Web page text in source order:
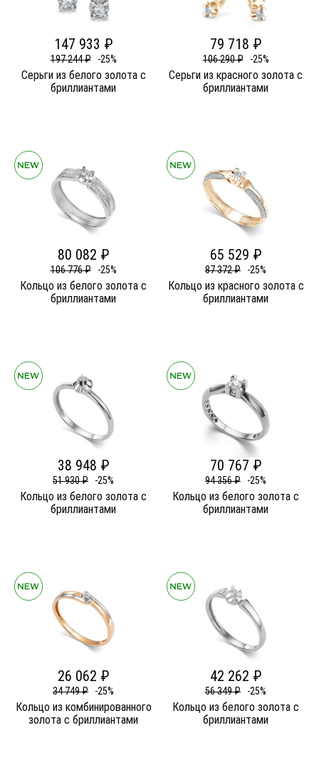
147 933 ₽
197 244 ₽ -25%
Серьги из белого золота c
бриллиантами
79 718 ₽
106 290 ₽ -25%
Серьги из красного золота c
бриллиантами
80 082 ₽
106 776 ₽ -25%
Кольцо из белого золота c
бриллиантами
65 529 ₽
87 372 ₽ -25%
Кольцо из красного золота c
бриллиантами
38 948 ₽
51 930 ₽ -25%
Кольцо из белого золота c
бриллиантами
70 767 ₽
94 356 ₽ -25%
Кольцо из белого золота c
бриллиантами
26 062 ₽
34 749 ₽ -25%
Кольцо из комбинированного
золота c бриллиантами
42 262 ₽
56 349 ₽ -25%
Кольцо из белого золота c
бриллиантами